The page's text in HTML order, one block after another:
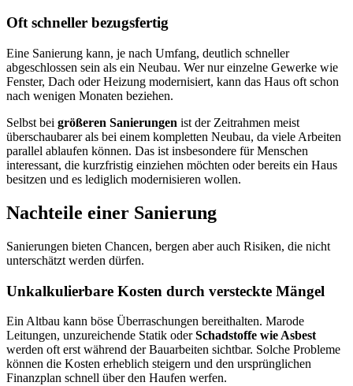
Oft schneller bezugsfertig
Eine Sanierung kann, je nach Umfang, deutlich schneller
abgeschlossen sein als ein Neubau. Wer nur einzelne Gewerke wie
Fenster, Dach oder Heizung modernisiert, kann das Haus oft schon
nach wenigen Monaten beziehen.
Selbst bei größeren Sanierungen ist der Zeitrahmen meist
überschaubarer als bei einem kompletten Neubau, da viele Arbeiten
parallel ablaufen können. Das ist insbesondere für Menschen
interessant, die kurzfristig einziehen möchten oder bereits ein Haus
besitzen und es lediglich modernisieren wollen.
Nachteile einer Sanierung
Sanierungen bieten Chancen, bergen aber auch Risiken, die nicht
unterschätzt werden dürfen.
Unkalkulierbare Kosten durch versteckte Mängel
Ein Altbau kann böse Überraschungen bereithalten. Marode
Leitungen, unzureichende Statik oderSchadstoffe wie Asbest
werden oft erst während der Bauarbeiten sichtbar. Solche Probleme
können die Kosten erheblich steigern und den ursprünglichen
Finanzplan schnell über den Haufen werfen.